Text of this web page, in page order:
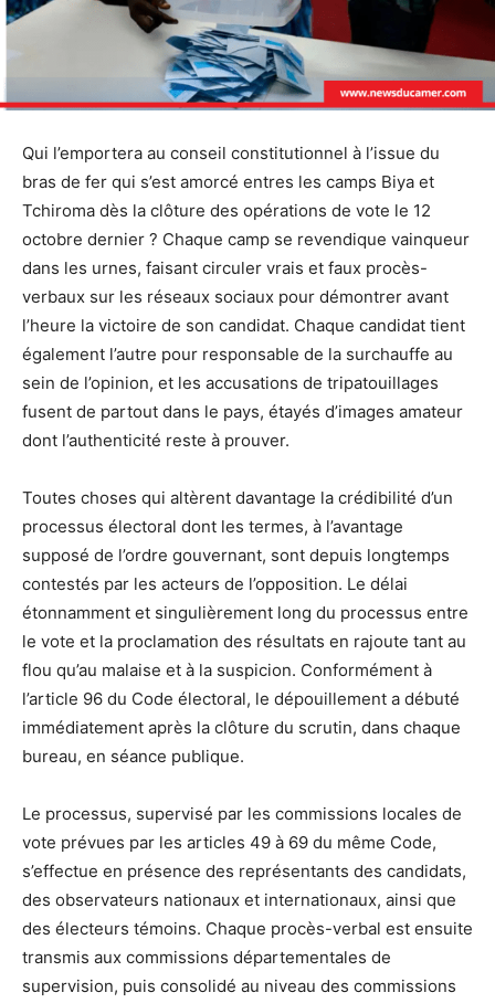
Qui l’emportera au conseil constitutionnel à l’issue du
bras de fer qui s’est amorcé entres les camps Biya et
Tchiroma dès la clôture des opérations de vote le 12
octobre dernier ? Chaque camp se revendique vainqueur
dans les urnes, faisant circuler vrais et faux procès-
verbaux sur les réseaux sociaux pour démontrer avant
l’heure la victoire de son candidat. Chaque candidat tient
également l’autre pour responsable de la surchauffe au
sein de l’opinion, et les accusations de tripatouillages
fusent de partout dans le pays, étayés d’images amateur
dont l’authenticité reste à prouver.
Toutes choses qui altèrent davantage la crédibilité d’un
processus électoral dont les termes, à l’avantage
supposé de l’ordre gouvernant, sont depuis longtemps
contestés par les acteurs de l’opposition. Le délai
étonnamment et singulièrement long du processus entre
le vote et la proclamation des résultats en rajoute tant au
flou qu’au malaise et à la suspicion. Conformément à
l’article 96 du Code électoral, le dépouillement a débuté
immédiatement après la clôture du scrutin, dans chaque
bureau, en séance publique.
Le processus, supervisé par les commissions locales de
vote prévues par les articles 49 à 69 du même Code,
s’effectue en présence des représentants des candidats,
des observateurs nationaux et internationaux, ainsi que
des électeurs témoins. Chaque procès-verbal est ensuite
transmis aux commissions départementales de
supervision, puis consolidé au niveau des commissions